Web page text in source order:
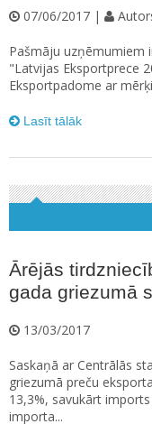
07/06/2017 |
Pašmāju uzņēmumiem
"Latvijas Eksportprece
Eksportpadome ar
Lasīt tālāk
Ārējās
gada griezumā
13/03/2017
Saskaņā ar Centrālās
griezumā preču
13,3%, savukārt
importa...